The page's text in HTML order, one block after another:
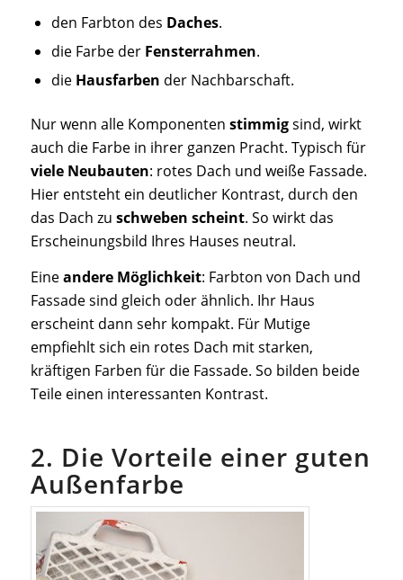
den Farbton des Daches.
die Farbe der Fensterrahmen.
die Hausfarben der Nachbarschaft.
Nur wenn alle Komponenten stimmigsind, wirkt
auch die Farbe in ihrer ganzen Pracht. Typisch für
viele Neubauten: rotes Dach und weiße Fassade.
Hier entsteht ein deutlicher Kontrast, durch den
das Dach zu schweben scheint. So wirkt das
Erscheinungsbild Ihres Hauses neutral.
Eineandere Möglichkeit: Farbton von Dach und
Fassade sind gleich oder ähnlich. Ihr Haus
erscheint dann sehr kompakt. Für Mutige
empfiehlt sich ein rotes Dach mit starken,
kräftigen Farben für die Fassade. So bilden beide
Teile einen interessanten Kontrast.
2. Die Vorteile einer guten
Außenfarbe